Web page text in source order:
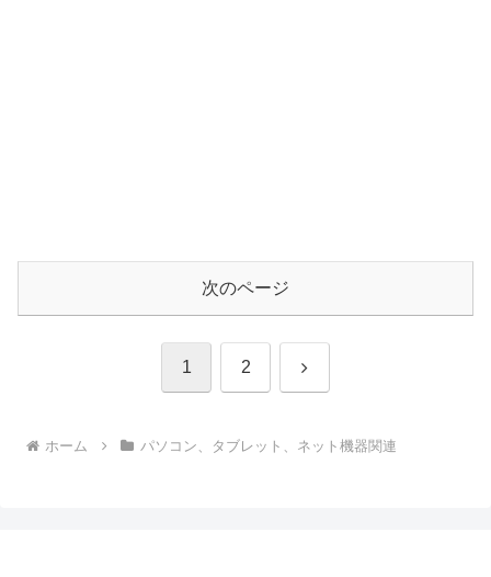
次のページ
1 2 次
ホーム パソコン、タブレット、ネット機器関連